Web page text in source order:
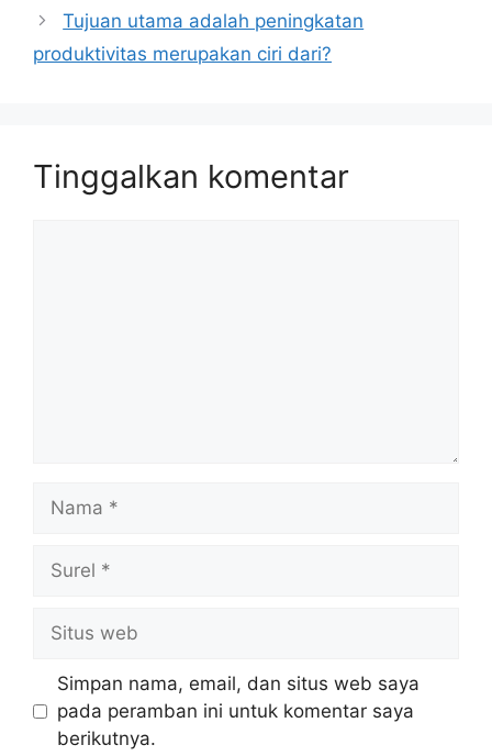
Tujuan utama adalah peningkatan
produktivitas merupakan ciri dari?
Tinggalkan komentar
web
Simpan nama, email, dan situs web saya
pada peramban ini untuk komentar saya
berikutnya.